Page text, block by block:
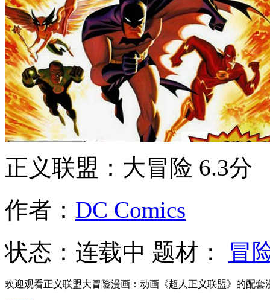
正义联盟：大冒险 6.3分
作者： DC Comics
状态： 连载中 题材： 冒
欢迎观看正义联盟大冒险漫画：动画《超人正义联盟》的配套